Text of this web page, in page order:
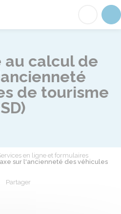
au calcul de
de tourisme
en ligne et formulaires
sur l'ancienneté des véhicules
Partager